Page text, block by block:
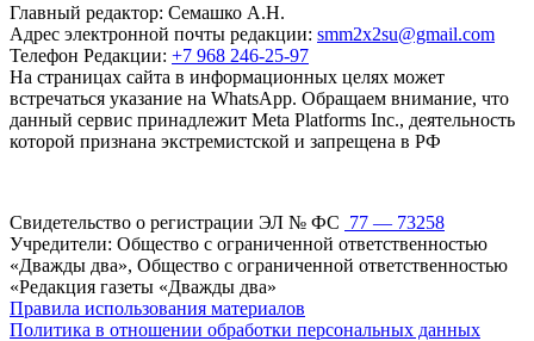
Главный редактор: Семашко А.Н.
Адрес электронной почты редакции: smm2x2su@gmail.com
Телефон Редакции: +7 968 246-25-97
На страницах сайта в информационных целях может
встречаться указание на WhatsApp. Обращаем внимание, что
данный сервис принадлежит Meta Platforms Inc., деятельность
которой признана экстремистской и запрещена в РФ
Свидетельство о регистрации ЭЛ № ФС 77 — 73258
Учредители: Общество с ограниченной ответственностью
«Дважды два», Общество с ограниченной ответственностью
«Редакция газеты «Дважды два»
Правила использования материалов
Политика в отношении обработки персональных данных